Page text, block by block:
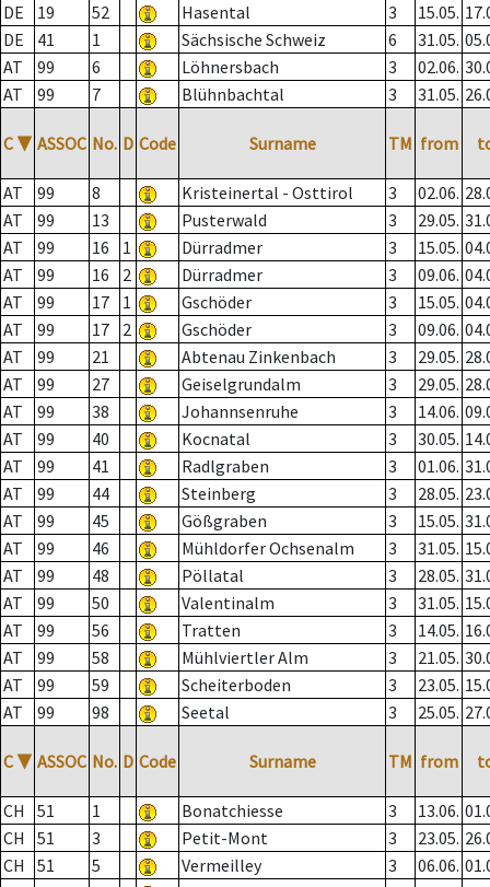
DE
19 52 Hasental 3 15.05.
DE
41 1 Sächsische Schweiz 6 31.05.
AT
99 6 Löhnersbach 3 02.06.
AT
99 7 Blühnbachtal 3 31.05.
C ▼ ASSOC No. D Code Surname TM from
AT 99 8 Kristeinertal - Osttirol 3 02.06.
AT
99 13 Pusterwald 3 29.05.
AT
99 16 1 Dürradmer 3 15.05.
AT
99 16 2 Dürradmer 3 09.06.
AT
99 17 1 Gschöder 3 15.05.
AT
99 17 2 Gschöder 3 09.06.
AT
99 21 Abtenau Zinkenbach 3 29.05.
AT
99 27 Geiselgrundalm 3 29.05.
AT
99 38 Johannsenruhe 3 14.06.
AT
99 40 Kocnatal 3 30.05.
AT
99 41 Radlgraben 3 01.06.
AT
99 44 Steinberg 3 28.05.
AT
99 45 Gößgraben 3 15.05.
AT
99 46 Mühldorfer Ochsenalm 3 31.05.
AT
99 48 Pöllatal 3 28.05.
AT
99 50 Valentinalm 3 31.05.
AT
99 56 Tratten 3 14.05.
AT
99 58 Mühlviertler Alm 3 21.05.
AT
99 59 Scheiterboden 3 23.05.
AT
99 98 Seetal 3 25.05.
C ▼ ASSOC No. D Code Surname TM from
CH 51 1 Bonatchiesse 3 13.06.
CH
51 3 Petit-Mont 3 23.05.
CH
51 5 Vermeilley 3 06.06.